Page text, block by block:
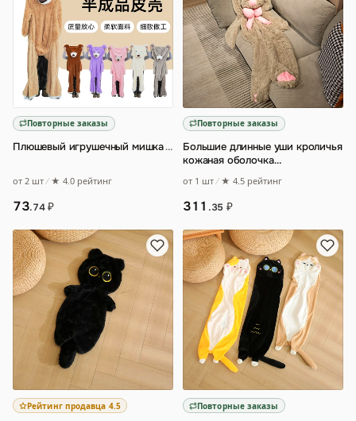
Повторные заказы
Плюшевый игрушечный мишка…
от 2 шт ★ 4.0 рейтинг
73.74₽
Повторные заказы
Большие длинные уши кроличья
кожаная оболочка
игрушка кукла кролик п
от 1 шт ★ 4.5 рейтинг
311 .35 ₽
Рейтинг продавца 4.5 Повторные заказы